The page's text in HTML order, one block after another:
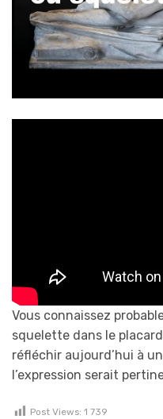
Vous connaissez
squelette dans le
réfléchir aujourd’hui à
l’expression serait
Post Views: 1 739